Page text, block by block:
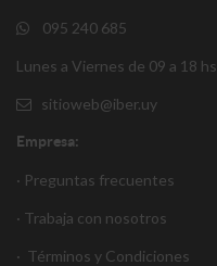
095 240 685
Lunes a Viernes de 09 a 18 hs
sitioweb@iber.uy
Empresa:
· Preguntas frecuentes
· Trabaja con nosotros
· Términos y Condiciones